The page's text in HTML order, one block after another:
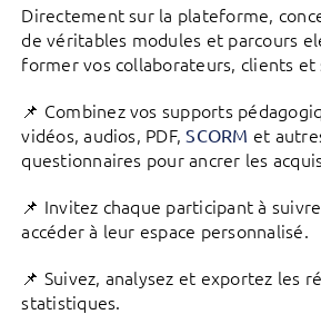
Directement sur la plateforme,
de véritables modules et parcours
former vos collaborateurs, clients et
📌 Combinez vos supports
vidéos, audios, PDF,SCORM et
questionnaires pour ancrer les
📌 Invitez chaque participant à
accéder à leur espace personnalisé.
📌 Suivez, analysez et exportez les
statistiques.